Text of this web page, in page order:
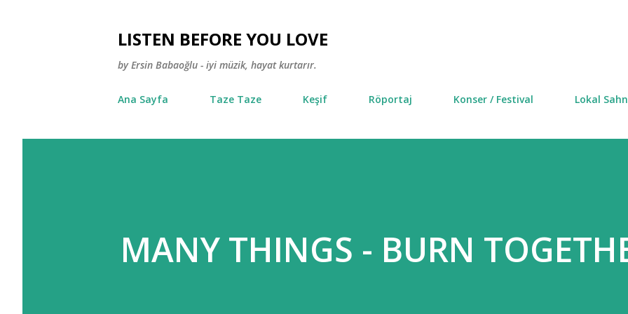
LISTEN BEFORE YOU LOVE
by Ersin Babaoğlu - iyi müzik, hayat kurtarır.
Ana Sayfa Taze Taze Keşif Röportaj Konser / Festival Lokal
MANY THINGS - BURN